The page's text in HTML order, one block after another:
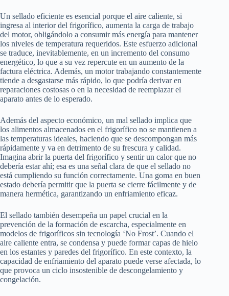
Un sellado eficiente es esencial porque el aire caliente, si
ingresa al interior del frigorífico, aumenta la carga de trabajo
del motor, obligándolo a consumir más energía para mantener
los niveles de temperatura requeridos. Este esfuerzo adicional
se traduce, inevitablemente, en un incremento del consumo
energético, lo que a su vez repercute en un aumento de la
factura eléctrica. Además, un motor trabajando constantemente
tiende a desgastarse más rápido, lo que podría derivar en
reparaciones costosas o en la necesidad de reemplazar el
aparato antes de lo esperado.
Además del aspecto económico, un mal sellado implica que
los alimentos almacenados en el frigorífico no se mantienen a
las temperaturas ideales, haciendo que se descompongan más
rápidamente y va en detrimento de su frescura y calidad.
Imagina abrir la puerta del frigorífico y sentir un calor que no
debería estar ahí; esa es una señal clara de que el sellado no
está cumpliendo su función correctamente. Una goma en buen
estado debería permitir que la puerta se cierre fácilmente y de
manera hermética, garantizando un enfriamiento eficaz.
El sellado también desempeña un papel crucial en la
prevención de la formación de escarcha, especialmente en
modelos de frigoríficos sin tecnología ‘No Frost’. Cuando el
aire caliente entra, se condensa y puede formar capas de hielo
en los estantes y paredes del frigorífico. En este contexto, la
capacidad de enfriamiento del aparato puede verse afectada, lo
que provoca un ciclo insostenible de descongelamiento y
congelación.